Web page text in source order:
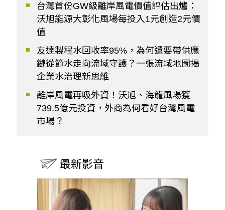
台灣首份GW級離岸風電價值評估出爐：
沃旭能源大彰化風場每投入1元創造2元價
值
友達製程水回收率95%，為何還要帶供應
鏈從節水走向流域守護？一張流域地圖揭
企業水治理新思維
離岸風電再吸外資！沃旭、海龍風場獲
739.5億元投資，外商為何看好台灣風電
市場？
最新影音